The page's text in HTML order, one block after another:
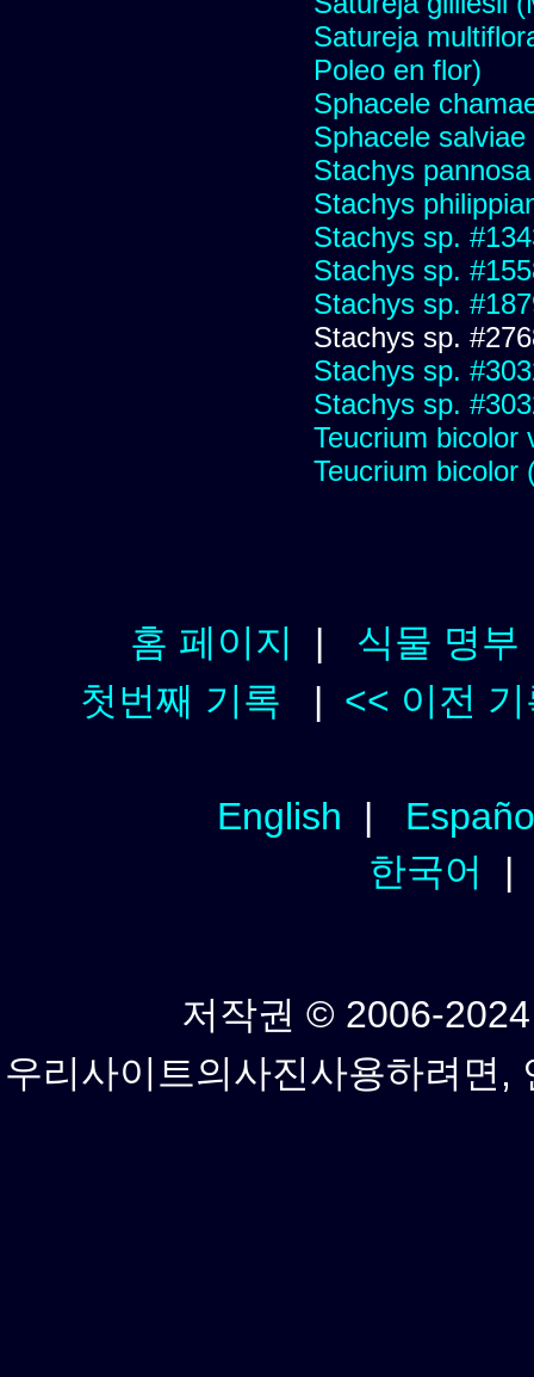
Satureja
Poleo en flor)
Sphacele
Sphacele
Stachys pannosa
Stachys
Stachys sp.
Stachys sp.
Stachys sp.
Stachys sp.
Stachys sp.
Stachys sp.
Teucrium bicolor
Teucrium bicolor
홈 페이지 | 식물 명부
첫번째 기록 | << 이전 기
English |
한국어
저작권 © 2006-
우리사이트의사진사용하려면,